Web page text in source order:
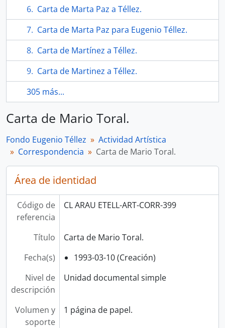
Carta de Marta Paz a Téllez.
Carta de Marta Paz para Eugenio Téllez.
Carta de Martínez a Téllez.
Carta de Martinez a Téllez.
305 más...
Carta de Mario Toral.
Fondo Eugenio Téllez
Actividad Artística
Correspondencia
Carta de Mario Toral.
Área de identidad
Código de
referencia
CL ARAU ETELL-ART-CORR-399
Título
Carta de Mario Toral.
Fecha(s)
1993-03-10 (Creación)
Nivel de
descripción
Unidad documental simple
Volumen y
soporte
1 página de papel.